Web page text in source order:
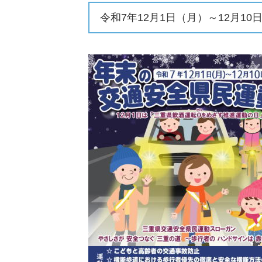
令和7年12月1日（月）～12月10